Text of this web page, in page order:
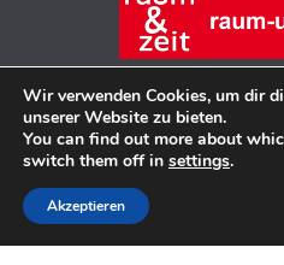
Copyright © 2026Hans-
Theme:ColorMag von
Wir verwenden Cookies, um dir
unserer Website zu bieten.
You can find out more about
switch them off in settings.
Akzeptieren